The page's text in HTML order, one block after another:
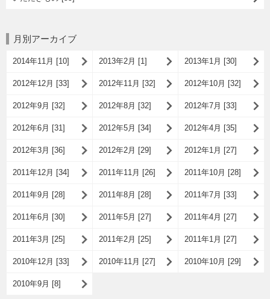
月別アーカイブ
2014年11月 [10] 2013年2月 [1] 2013年1月 [30]
2012年12月 [33] 2012年11月 [32] 2012年10月 [32]
2012年9月 [32] 2012年8月 [32] 2012年7月 [33]
2012年6月 [31] 2012年5月 [34] 2012年4月 [35]
2012年3月 [36] 2012年2月 [29] 2012年1月 [27]
2011年12月 [34] 2011年11月 [26] 2011年10月 [28]
2011年9月 [28] 2011年8月 [28] 2011年7月 [33]
2011年6月 [30] 2011年5月 [27] 2011年4月 [27]
2011年3月 [25] 2011年2月 [25] 2011年1月 [27]
2010年12月 [33] 2010年11月 [27] 2010年10月 [29]
2010年9月 [8]